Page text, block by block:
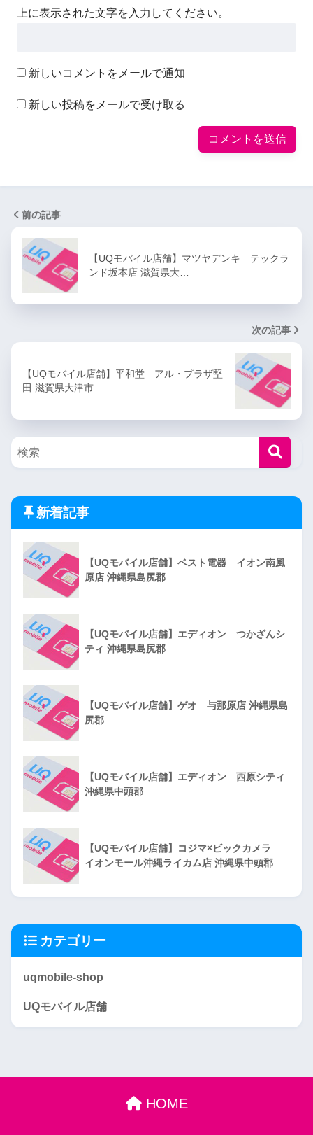
上に表示された文字を入力してください。
新しいコメントをメールで通知
新しい投稿をメールで受け取る
前の記事
【UQモバイル店舗】マツヤデンキ テックラ
ンド坂本店 滋賀県大…
次の記事
【UQモバイル店舗】平和堂 アル・プラザ堅
田 滋賀県大津市
新着記事
【UQモバイル店舗】ベスト電器 イオン南風
原店 沖縄県島尻郡
【UQモバイル店舗】エディオン つかざんシ
ティ 沖縄県島尻郡
【UQモバイル店舗】ゲオ 与那原店 沖縄県島
尻郡
【UQモバイル店舗】エディオン 西原シティ
沖縄県中頭郡
【UQモバイル店舗】コジマ×ビックカメラ
イオンモール沖縄ライカム店 沖縄県中頭郡
カテゴリー
uqmobile-shop
UQモバイル店舗
HOME